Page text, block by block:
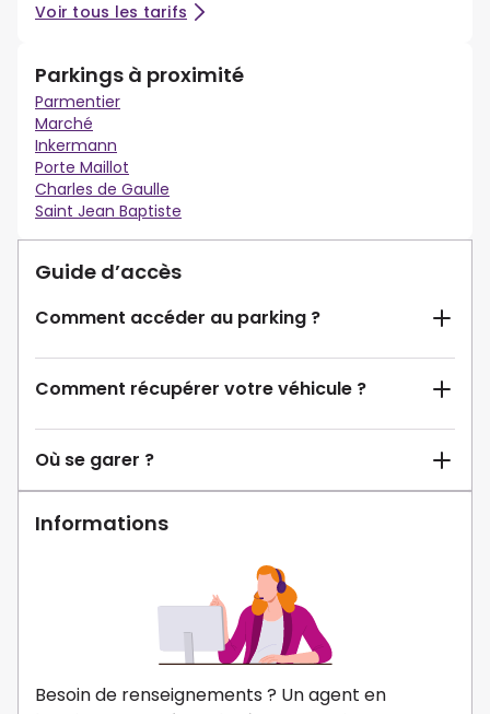
Voir tous les tarifs
Parkings à proximité
Parmentier
Marché
Inkermann
Porte Maillot
Charles de Gaulle
Saint Jean Baptiste
Guide d’accès
Comment accéder au parking ?
Comment récupérer votre véhicule ?
Où se garer ?
Informations
Besoin de renseignements ? Un agent en